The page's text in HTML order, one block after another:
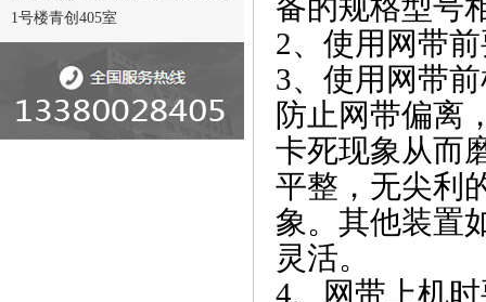
1号楼青创405室
备的规格型号
2、使用网带
3、使用网带
防止网带偏离
卡死现象从而
平整，无尖利
象。其他装置
灵活。
4、网带上机